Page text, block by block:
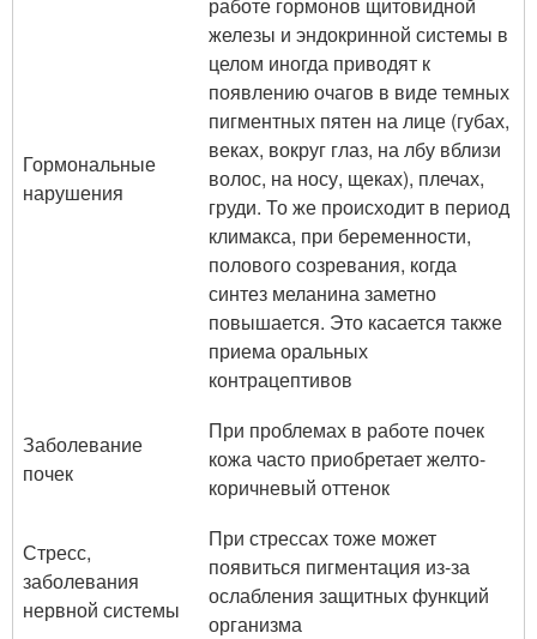
Гормональные
нарушения
железы и эндокринной системы в
целом иногда приводят к
появлению очагов в виде темных
пигментных пятен на лице (губах,
веках, вокруг глаз, на лбу вблизи
волос, на носу, щеках), плечах,
груди. То же происходит в период
климакса, при беременности,
полового созревания, когда
синтез меланина заметно
повышается. Это касается также
приема оральных
контрацептивов
Заболевание
почек
При проблемах в работе почек
кожа часто приобретает желто-
коричневый оттенок
Стресс,
заболевания
нервной системы
При стрессах тоже может
появиться пигментация из-за
ослабления защитных функций
организма